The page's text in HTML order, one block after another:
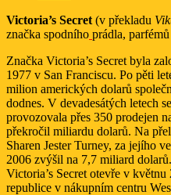
Victoria’s Secret (v překladu
značka spodního prádla,
Značka Victoria’s Secret byla
1977 v San Franciscu. Po pěti
milion amerických dolarů
dodnes. V devadesátých letech
provozovala přes 350 prodejen
překročil miliardu dolarů. Na
Sharen Jester Turney, za jejího
2006 zvýšil na 7,7 miliard
Victoria’s Secret otevře v
republice v nákupním centru